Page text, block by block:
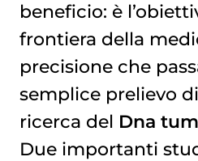
beneficio: è
frontiera della
precisione che
semplice prelievo
ricerca del Dna
Due importanti